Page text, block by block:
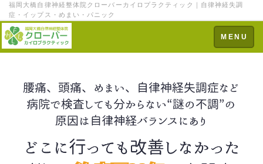
福岡大橋自律神経整体院クローバーカイロプラクティック｜自律神経失調
症・イップス・めまい・パニック
Toggle
navigation
MENU